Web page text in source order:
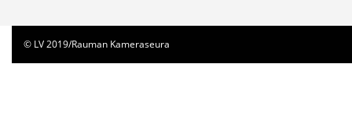
© LV 2019/Rauman Kameraseura